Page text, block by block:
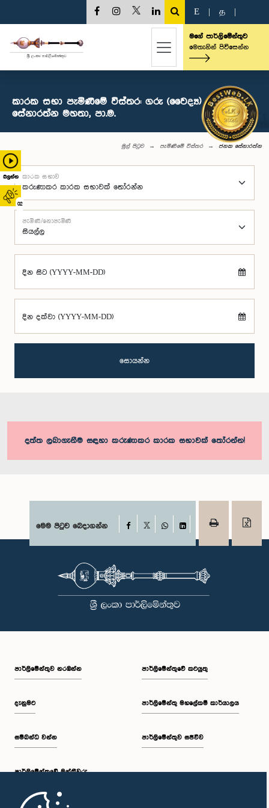
බලන්න
02
E த
මගේ පාර්ලිමේන්තුව
මෙතැනින් පිවිසෙන්න
කාරක සභා පැමිණීමේ විස්තර: ගරු (වෛද්‍ය) ජනක
සේනාරත්න මහතා, පා.ම.
මුල් පිටුව පැමිණීමේ විස්තර ජනක සේනාරත්න
කාරක සභාව
පැමිණි/නොපැමිණි
දින සිට (YYYY-MM-DD)
දින දක්වා (YYYY-MM-DD)
සොයන්න
දත්ත ලබාගැනීම සඳහා කරුණාකර කාරක සභාවක් තෝරන්න!
මෙම පිටුව බෙදාගන්න Facebook
WhatsAppLinkedIn
පාර්ලි‌මේන්තුව නරඹන්න
දැනුමට
සම්බන්ධ වන්න
පාර්ලි‌මේන්තුවේ මන්ත්‍රීවරු
මුල් පිටුව
පාර්ලිමේන්තුවේ කටයුතු
පාර්ලිමේන්තු මහලේකම් කාර්යාලය
පාර්ලිමේන්තුව සජීවීව